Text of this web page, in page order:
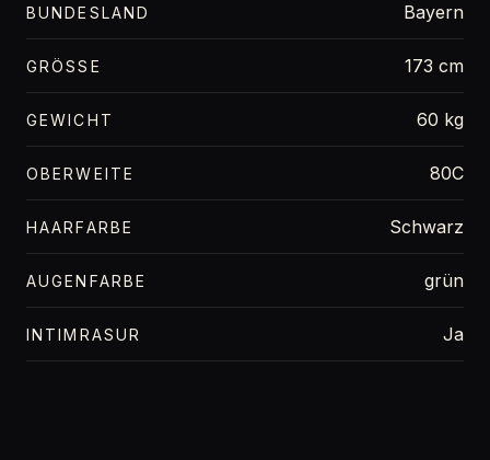
BUNDESLAND Bayern
GRÖSSE 173 cm
GEWICHT 60 kg
OBERWEITE 80C
HAARFARBE Schwarz
AUGENFARBE grün
INTIMRASUR Ja